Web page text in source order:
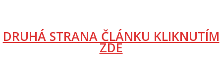
DRUHÁ STRANA ČLÁNKU KLIKNUTÍM
ZDE